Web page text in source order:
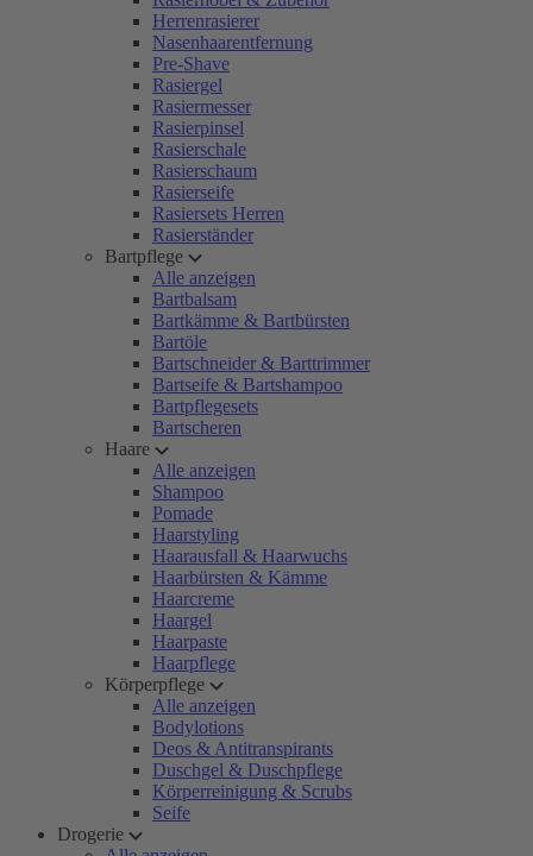
Herrenrasierer
Nasenhaarentfernung
Pre-Shave
Rasiergel
Rasiermesser
Rasierpinsel
Rasierschale
Rasierschaum
Rasierseife
Rasiersets Herren
Rasierständer
Bartpflege
Alle anzeigen
Bartbalsam
Bartkämme & Bartbürsten
Bartöle
Bartschneider & Barttrimmer
Bartseife & Bartshampoo
Bartpflegesets
Bartscheren
Haare
Alle anzeigen
Shampoo
Pomade
Haarstyling
Haarausfall & Haarwuchs
Haarbürsten & Kämme
Haarcreme
Haargel
Haarpaste
Haarpflege
Körperpflege
Alle anzeigen
Bodylotions
Deos & Antitranspirants
Duschgel & Duschpflege
Körperreinigung & Scrubs
Seife
Drogerie